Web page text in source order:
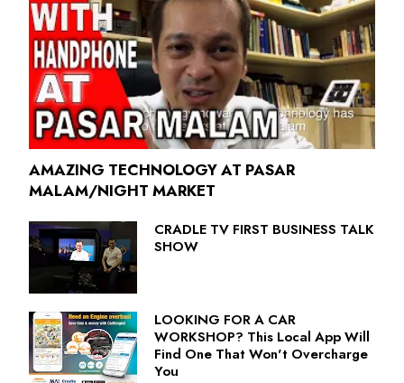
AMAZING TECHNOLOGY AT PASAR
MALAM/NIGHT MARKET
CRADLE TV FIRST BUSINESS TALK
SHOW
LOOKING FOR A CAR
WORKSHOP? This Local App Will
Find One That Won't Overcharge
You